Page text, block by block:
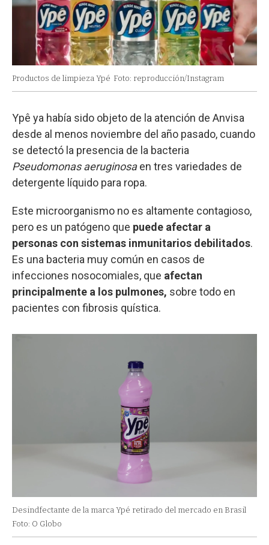
Productos de limpieza Ypé Foto: reproducción/Instagram
Ypê ya había sido objeto de la atención de Anvisa
desde al menos noviembre del año pasado, cuando
se detectó la presencia de la bacteria
Pseudomonas aeruginosaen tres variedades de
detergente líquido para ropa.
Este microorganismo no es altamente contagioso,
pero es un patógeno que puede afectar a
personas con sistemas inmunitarios debilitados.
Es una bacteria muy común en casos de
infecciones nosocomiales, que afectan
principalmente a los pulmones, sobre todo en
pacientes con fibrosis quística.
Desindfectante de la marca Ypé retirado del mercado en Brasil
Foto: O Globo